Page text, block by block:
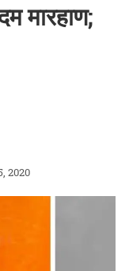
मारहाण;
2020